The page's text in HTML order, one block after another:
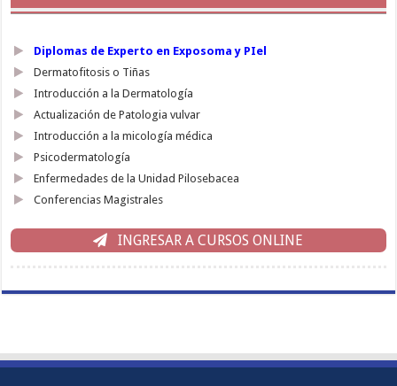
Diplomas de Experto en Exposoma y PIel
Dermatofitosis o Tiñas
Introducción a la Dermatología
Actualización de Patologia vulvar
Introducción a la micología médica
Psicodermatología
Enfermedades de la Unidad Pilosebacea
Conferencias Magistrales
INGRESAR A CURSOS ONLINE